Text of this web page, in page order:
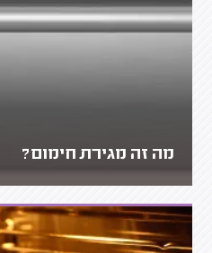
מה זה מגירת חימום?